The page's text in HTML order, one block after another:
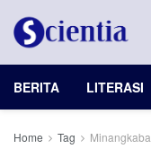
BERITA LITERASI
Home Tag